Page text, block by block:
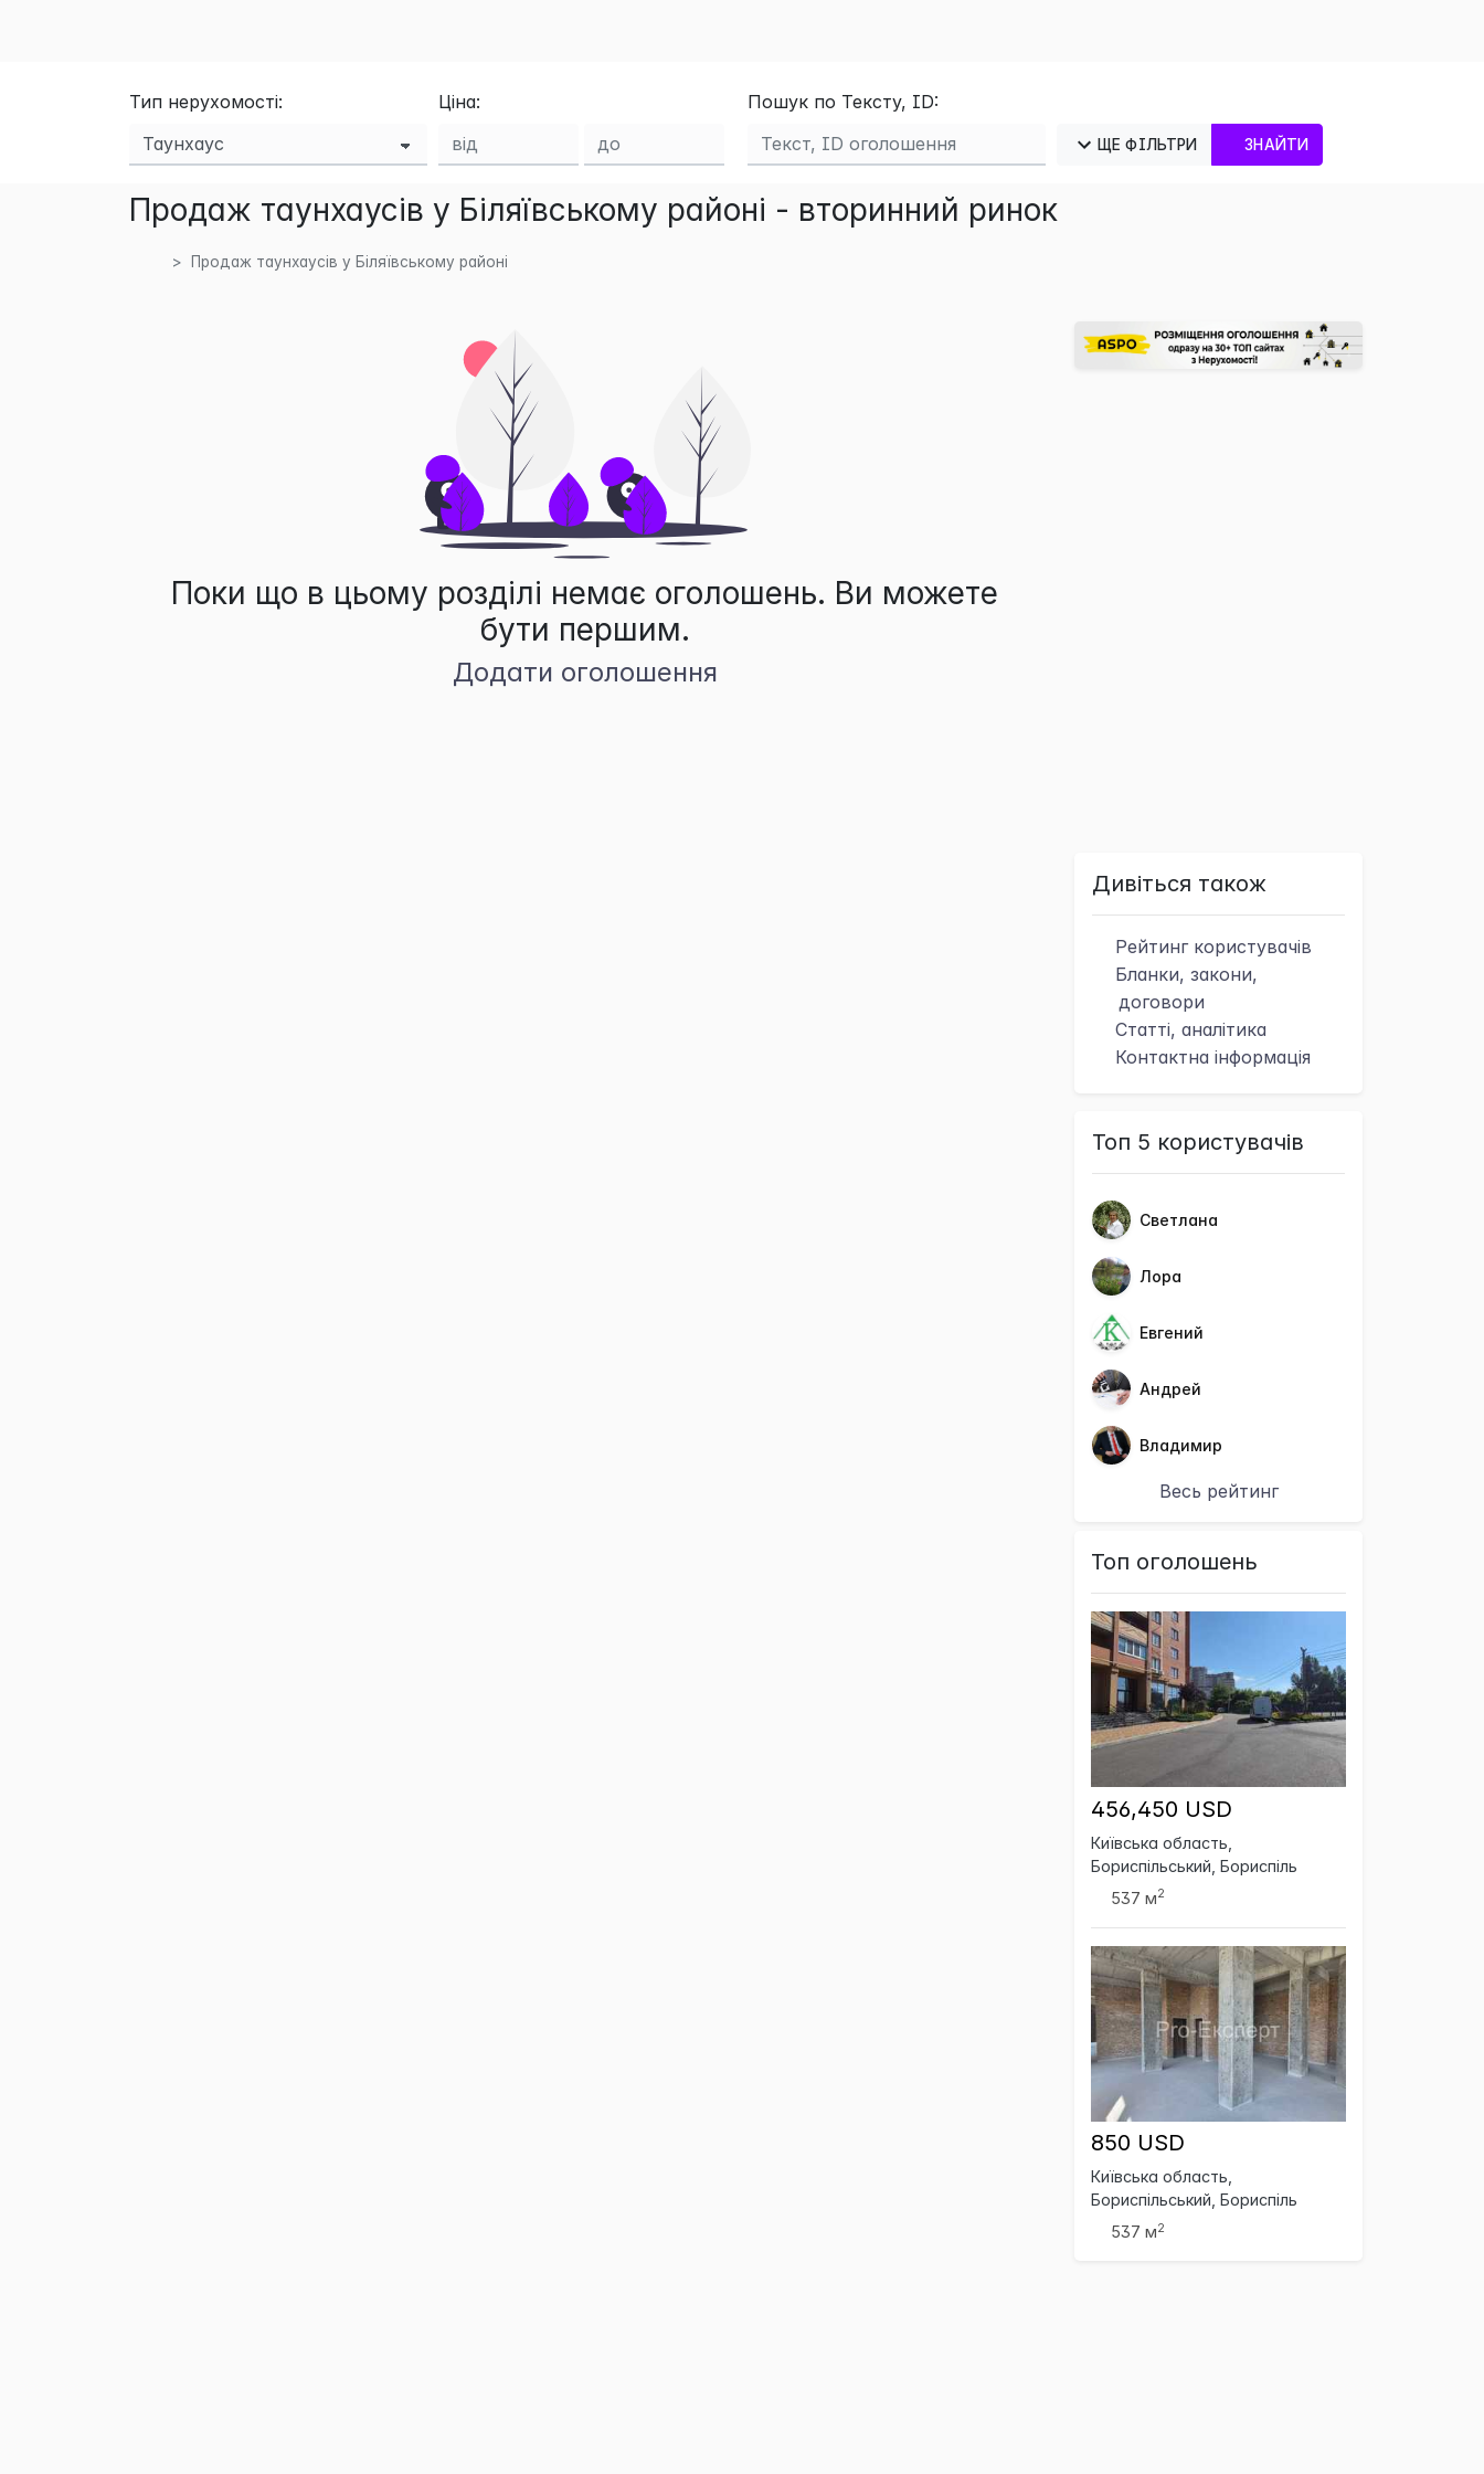
Тип нерухомості: Ціна: Пошук по Тексту, ID:
ЩЕ ФІЛЬТРИ ЗНАЙТИ
Продаж таунхаусів у Біляївському районі - вторинний ринок
Продаж таунхаусів у Біляївському районі
Поки що в цьому розділі немає оголошень. Ви можете
бути першим.
Додати оголошення
Дивіться також
Рейтинг користувачів
Бланки, закони,
договори
Статті, аналітика
Контактна інформація
Топ 5 користувачів
Светлана
Лора
Евгений
Андрей
Владимир
Весь рейтинг
Топ оголошень
456,450 USD
Київська область,
Бориспільський, Бориспіль
537 м2
850 USD
Київська область,
Бориспільський, Бориспіль
537 м2